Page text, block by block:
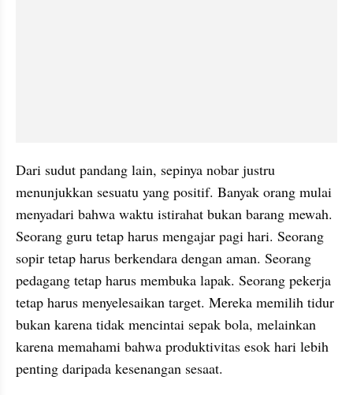
Dari sudut pandang lain, sepinya nobar justru
menunjukkan sesuatu yang positif. Banyak orang mulai
menyadari bahwa waktu istirahat bukan barang mewah.
Seorang guru tetap harus mengajar pagi hari. Seorang
sopir tetap harus berkendara dengan aman. Seorang
pedagang tetap harus membuka lapak. Seorang pekerja
tetap harus menyelesaikan target. Mereka memilih tidur
bukan karena tidak mencintai sepak bola, melainkan
karena memahami bahwa produktivitas esok hari lebih
penting daripada kesenangan sesaat.